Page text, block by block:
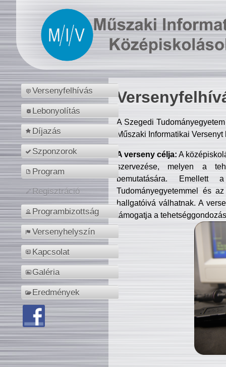
Versenyfelhívás
Lebonyolítás
Díjazás
Szponzorok
Program
Regisztráció
Programbizottság
Versenyhelyszín
Kapcsolat
Galéria
Eredmények
A Szegedi
Műszaki Informatikai
A verseny célja: A
szervezése, melyen a
bemutatására. Emellett
Tudományegyetemmel és
hallgatóivá válhatnak. A
támogatja a